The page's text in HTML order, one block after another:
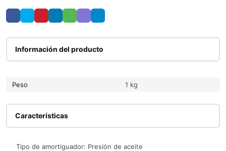
Información del producto
Peso 1 kg
Características
Tipo de amortiguador: Presión de aceite